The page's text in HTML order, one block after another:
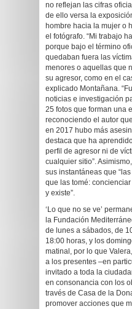
no reflejan las cifras
de ello versa la
hombre hacia la mujer o
el fotógrafo. “Mi trabajo
porque bajo el término
quedaban fuera las
menores o aquellas que
su agresor, como en el
explicado Montañana.
noticias e investigación
25 fotos que forman una
reconociendo el autor
en 2017 hubo más
destaca que ha
perfil de agresor ni de
cualquier sitio”.
sus instantáneas que
que las tomé:
y existe”.
‘Lo que no se ve’
la Fundación
de lunes a sábados, de
18:00 horas, y los
matinal, por lo que
a los presentes –en
invitado a toda la
en consonancia con los
través de Casa de la
promover acciones que